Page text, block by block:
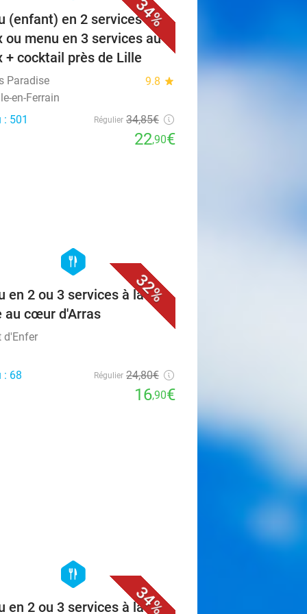
34%
(enfant) en 2 services au
ou menu en 3 services au
+ cocktail près de Lille
Paradise 9.8 star
en-Ferrain
: 501
Régulier 34,85€
22,90€
32%
hexagon
food
en 2 ou 3 services à la
au cœur d'Arras
d'Enfer
: 68
Régulier 24,80€
16,90€
34%
hexagon
food
en 2 ou 3 services à la